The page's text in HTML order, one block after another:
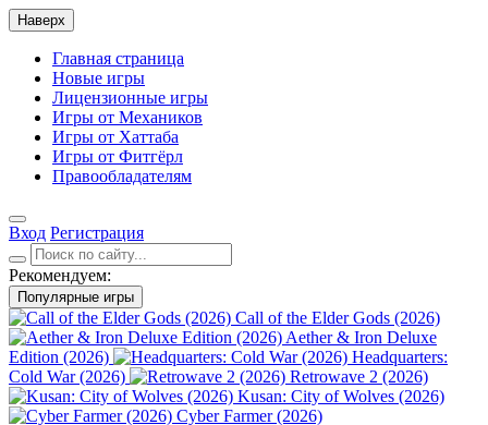
Наверх
Главная страница
Новые игры
Лицензионные игры
Игры от Механиков
Игры от Хаттаба
Игры от Фитгёрл
Правообладателям
Вход Регистрация
Рекомендуем:
Популярные игры
Call of the Elder Gods (2026)
Aether & Iron Deluxe
Edition (2026)
Headquarters:
Cold War (2026)
Retrowave 2 (2026)
Kusan: City of Wolves (2026)
Cyber Farmer (2026)